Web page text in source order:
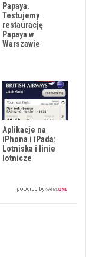
Papaya.
Testujemy
restaurację
Papaya w
Warszawie
Aplikacje na
iPhona i iPada:
Lotniska i linie
lotnicze